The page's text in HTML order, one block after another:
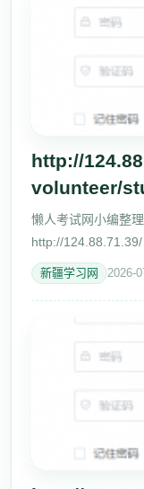
http://
volunteer/
懒人考试网小编整
http://
http://
http://
新疆学习网 2026-